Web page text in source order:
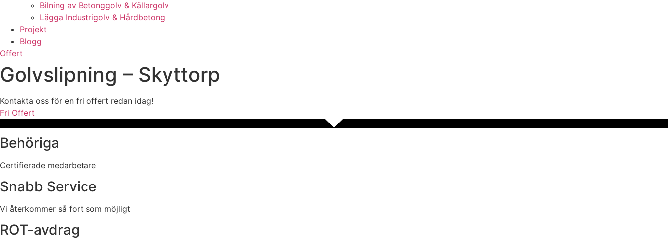
Bilning av Betonggolv & Källargolv
Lägga Industrigolv & Hårdbetong
Projekt
Blogg
Offert
Golvslipning – Skyttorp
Kontakta oss för en fri offert redan idag!
Fri Offert
Behöriga
Certifierade medarbetare
Snabb Service
Vi återkommer så fort som möjligt
ROT-avdrag